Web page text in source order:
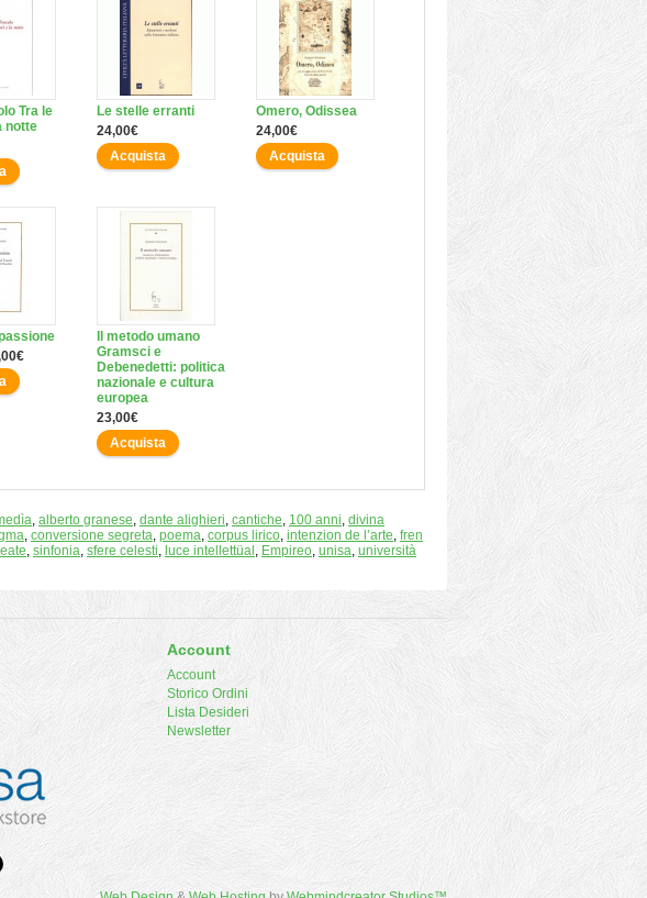
Tra le
notte
Le stelle erranti
24,00€
Acquista
Omero, Odissea
24,00€
Acquista
Il metodo umano
Gramsci e
Debenedetti: politica
nazionale e cultura
europea
23,00€
Acquista
, alberto granese, dante alighieri, cantiche, 100 anni, divina
, conversione segreta, poema, corpus lirico, intenzion de l’arte, fren
, sinfonia, sfere celesti, luce intellettüal , Empireo, unisa, università
Account
Account
Storico Ordini
Lista Desideri
Newsletter